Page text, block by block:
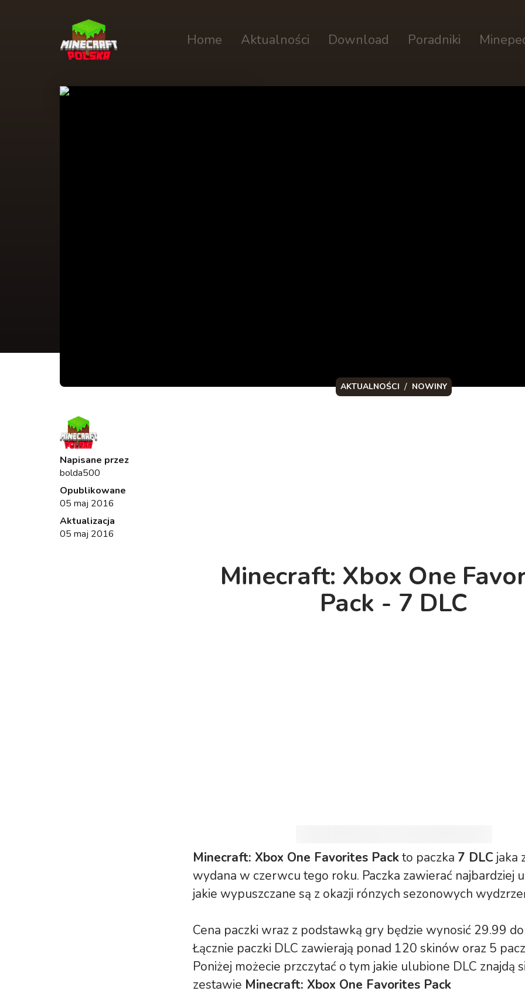
Home Aktualności Download Poradniki
AKTUALNOŚCI / NOWINY
Napisane przez
bolda500
Opublikowane
05 maj 2016
Aktualizacja
05 maj 2016
Minecraft: Xbox One
Pack - 7 DLC
Minecraft: Xbox One Favorites Packto paczka 7 DLC jaka
wydana w czerwcu tego roku. Paczka zawierać najbardziej
jakie wypuszczane są z okazji rónzych sezonowych
Cena paczki wraz z podstawką gry będzie wynosić 29.99
Łącznie paczki DLC zawierają ponad 120 skinów oraz 5
Poniżej możecie przczytać o tym jakie ulubione DLC znajdą
zestawie Minecraft: Xbox One Favorites Pack